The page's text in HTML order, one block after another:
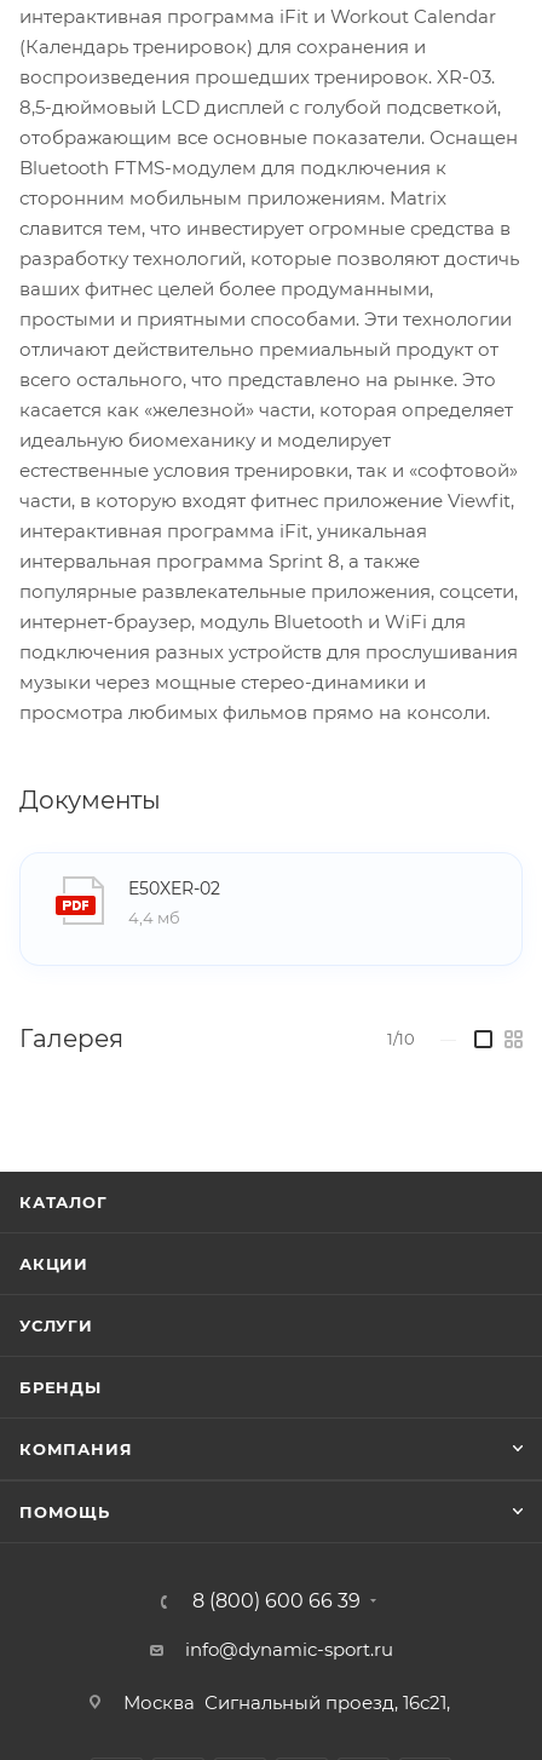
интерактивная программа iFit и Workout Calendar
(Календарь тренировок) для сохранения и
воспроизведения прошедших тренировок. XR-03.
8,5-дюймовый LCD дисплей с голубой подсветкой,
отображающим все основные показатели. Оснащен
Bluetooth FTMS-модулем для подключения к
сторонним мобильным приложениям. Matrix
славится тем, что инвестирует огромные средства в
разработку технологий, которые позволяют достичь
ваших фитнес целей более продуманными,
простыми и приятными способами. Эти технологии
отличают действительно премиальный продукт от
всего остального, что представлено на рынке. Это
касается как «железной» части, которая определяет
идеальную биомеханику и моделирует
естественные условия тренировки, так и «софтовой»
части, в которую входят фитнес приложение Viewfit,
интерактивная программа iFit, уникальная
интервальная программа Sprint 8, а также
популярные развлекательные приложения, соцсети,
интернет-браузер, модуль Bluetooth и WiFi для
подключения разных устройств для прослушивания
музыки через мощные стерео-динамики и
просмотра любимых фильмов прямо на консоли.
Документы
E50XER-02
4,4 мб
Галерея 1/10
КАТАЛОГ
АКЦИИ
УСЛУГИ
БРЕНДЫ
КОМПАНИЯ
ПОМОЩЬ
8 (800) 600 66 39
info@dynamic-sport.ru
Москва Сигнальный проезд, 16с21,